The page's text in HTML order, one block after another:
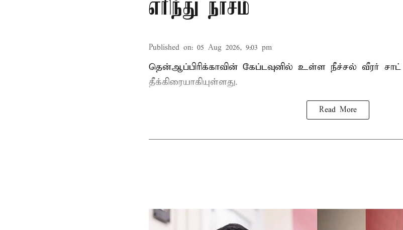
எரிந்து நாசம்
Published on: 05 Aug 2026, 9:03 pm
தென்ஆப்பிரிக்காவின் கேப்டவுனில் உள்ள நீச்சல் வீரர்
தீக்கிரையாகியுள்ளது.
Read More